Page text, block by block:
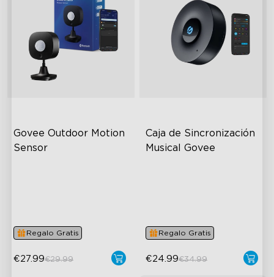
Govee Outdoor Motion
Sensor
Regalo Gratis
€27.99€29.99
Caja de Sincronización
Musical Govee
Regalo Gratis
€24.99€34.99